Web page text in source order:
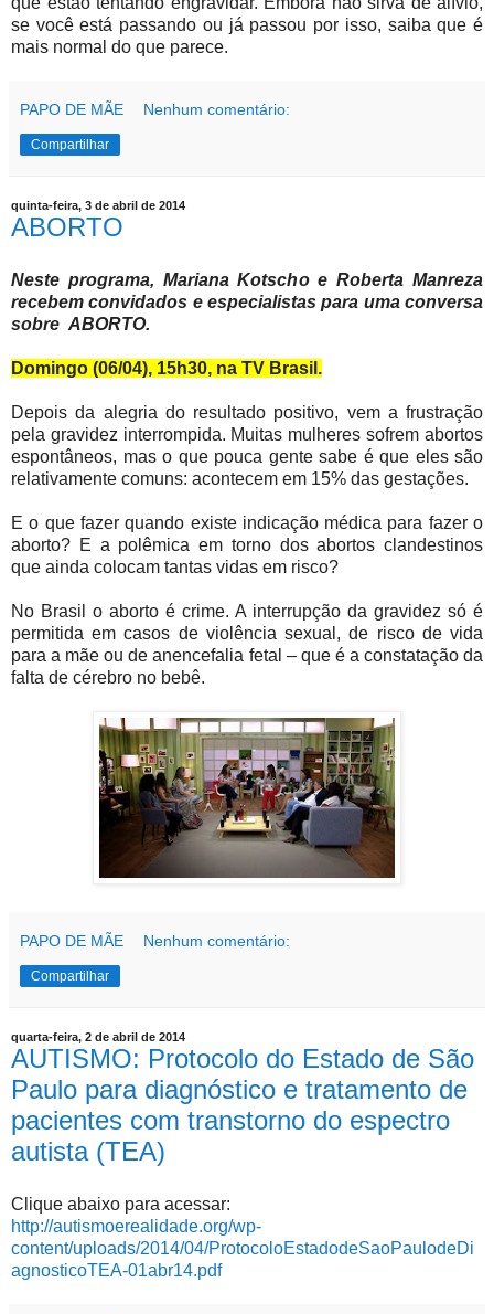
se você está passando ou já passou por isso, saiba que é
mais normal do que parece.
PAPO DE MÃE Nenhum comentário:
Compartilhar
quinta-feira, 3 de abril de 2014
ABORTO
Neste programa, Mariana Kotscho e Roberta Manreza
recebem convidados e especialistas para uma conversa
sobre ABORTO.
Domingo (06/04), 15h30, na TV Brasil.
Depois da alegria do resultado positivo, vem a frustração
pela gravidez interrompida. Muitas mulheres sofrem abortos
espontâneos, mas o que pouca gente sabe é que eles são
relativamente comuns: acontecem em 15% das gestações.
E o que fazer quando existe indicação médica para fazer o
aborto? E a polêmica em torno dos abortos clandestinos
que ainda colocam tantas vidas em risco?
No Brasil o aborto é crime. A interrupção da gravidez só é
permitida em casos de violência sexual, de risco de vida
para a mãe ou de anencefalia fetal – que é a constatação da
falta de cérebro no bebê.
PAPO DE MÃE Nenhum comentário:
Compartilhar
quarta-feira, 2 de abril de 2014
AUTISMO: Protocolo do Estado de São
Paulo para diagnóstico e tratamento de
pacientes com transtorno do espectro
autista (TEA)
Clique abaixo para acessar:
http://autismoerealidade.org/wp-
content/uploads/2014/04/ProtocoloEstadodeSaoPaulodeDi
agnosticoTEA-01abr14.pdf